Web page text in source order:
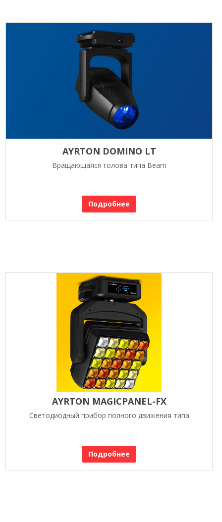
AYRTON DOMINO LT
Вращающаяся голова типа Beam
Подробнее
AYRTON MAGICPANEL-FX
Светодиодный прибор полного движения типа
Подробнее